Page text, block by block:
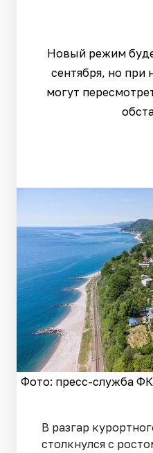
Новый режим
сентября, но при
могут
Фото: пресс-служба
В разгар
столкнулся с